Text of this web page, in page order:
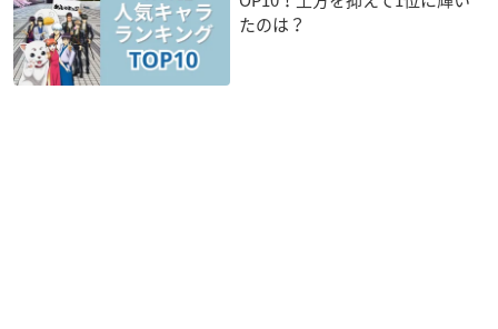
たのは？